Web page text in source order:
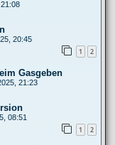
20:45
1 2
Gasgeben
21:23
08:51
1 2